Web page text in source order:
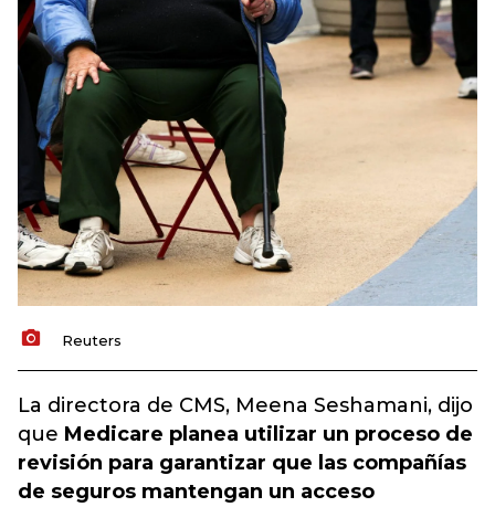
Reuters
La directora de CMS, Meena Seshamani, dijo
que Medicare planea utilizar un proceso de
revisión para garantizar que las compañías
de seguros mantengan un acceso